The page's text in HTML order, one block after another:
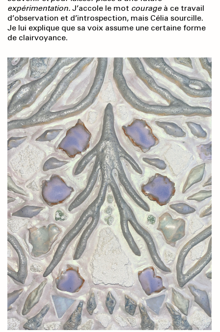
expérimentation. J’accole le mot courageà ce travail
d’observation et d’introspection, mais Célia sourcille.
Je lui explique que sa voix assume une certaine forme
de clairvoyance.